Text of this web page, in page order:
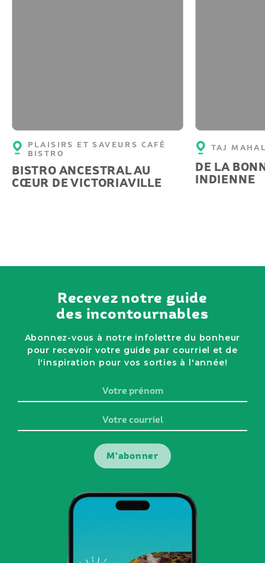
PLAISIRS ET SAVEURS CAFÉ
BISTRO
BISTRO ANCESTRAL AU
CŒUR DE VICTORIAVILLE
TAJ
DE LA
INDIENNE
Recevez notre guide
des incontournables
Abonnez-vous à notre infolettre du bonheur
pour recevoir votre guide par courriel et de
l'inspiration pour vos sorties à l'année!
prénom
courriel